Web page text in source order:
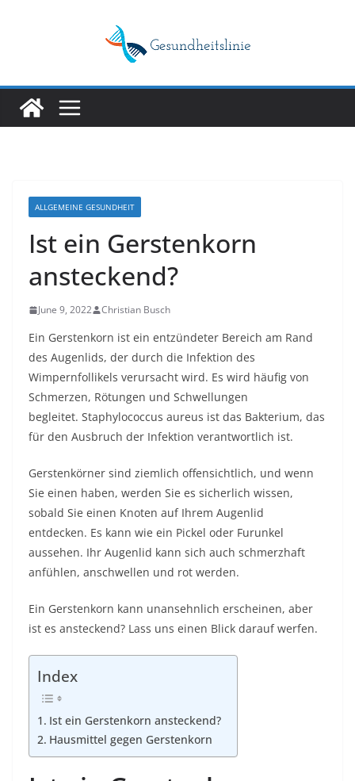
ALLGEMEINE GESUNDHEIT
Ist ein Gerstenkorn
ansteckend?
June 9, 2022 Christian Busch
Ein Gerstenkorn ist ein entzündeter Bereich am Rand
des Augenlids, der durch die Infektion des
Wimpernfollikels verursacht wird. Es wird häufig von
Schmerzen, Rötungen und Schwellungen
begleitet. Staphylococcus aureus ist das Bakterium, das
für den Ausbruch der Infektion verantwortlich ist.
Gerstenkörner sind ziemlich offensichtlich, und wenn
Sie einen haben, werden Sie es sicherlich wissen,
sobald Sie einen Knoten auf Ihrem Augenlid
entdecken. Es kann wie ein Pickel oder Furunkel
aussehen. Ihr Augenlid kann sich auch schmerzhaft
anfühlen, anschwellen und rot werden.
Ein Gerstenkorn kann unansehnlich erscheinen, aber
ist es ansteckend? Lass uns einen Blick darauf werfen.
Index
Ist ein Gerstenkorn ansteckend?
Hausmittel gegen Gerstenkorn